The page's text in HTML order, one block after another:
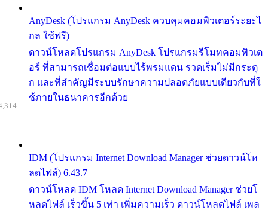
AnyDesk (โปรแกรม AnyDesk ควบคุมคอมพิวเตอร์ระยะไ
กล ใช้ฟรี)
ดาวน์โหลดโปรแกรม AnyDesk โปรแกรมรีโมทคอมพิวเต
อร์ ที่สามารถเชื่อมต่อแบบไร้พรมแดน รวดเร็มไม่มีกระตุ
ก และที่สำคัญมีระบบรักษาความปลอดภัยแบบเดียวกับที่ใ
ช้ภายในธนาคารอีกด้วย
IDM (โปรแกรม Internet Download Manager ช่วยดาวน์โห
ลดไฟล์) 6.43.7
ดาวน์โหลด IDM โหลด Internet Download Manager ช่วยโ
หลดไฟล์ เร็วขึ้น 5 เท่า เพิ่มความเร็ว ดาวน์โหลดไฟล์ เพล